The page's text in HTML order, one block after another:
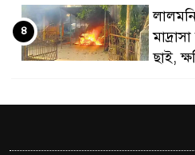
ছাই,
৪